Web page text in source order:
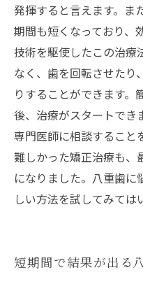
発揮すると言えます。ま
期間も短くなっており、
技術を駆使したこの治療
なく、歯を回転させたり
りすることができます。
後、治療がスタートでき
専門医師に相談すること
難しかった矯正治療も、
になりました。八重歯に
しい方法を試してみては
短期間で結果が出る